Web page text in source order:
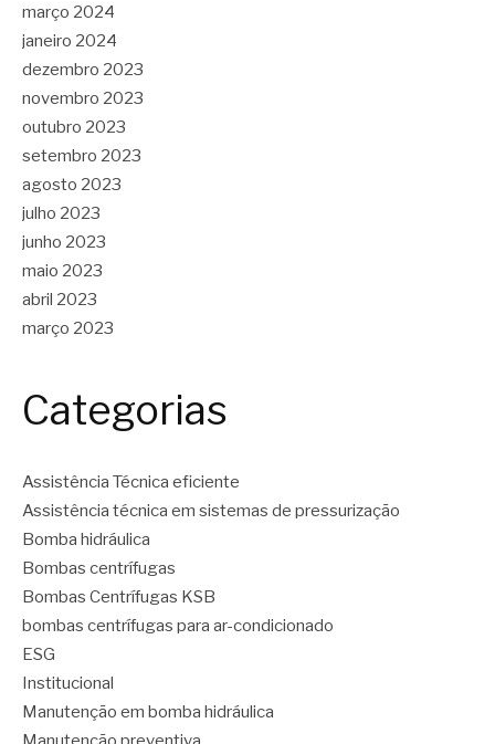
março 2024
janeiro 2024
dezembro 2023
novembro 2023
outubro 2023
setembro 2023
agosto 2023
julho 2023
junho 2023
maio 2023
abril 2023
março 2023
Categorias
Assistência Técnica eficiente
Assistência técnica em sistemas de pressurização
Bomba hidráulica
Bombas centrífugas
Bombas Centrífugas KSB
bombas centrífugas para ar-condicionado
ESG
Institucional
Manutenção em bomba hidráulica